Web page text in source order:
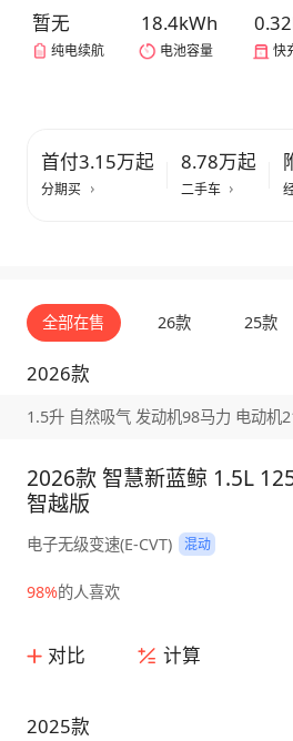
暂无
纯电续航
18.4kWh
电池容量 快
首付3.15万起
分期买
8.78万起
二手车
全部在售 26款 25款
2026款
1.5升 自然吸气 发动机98马力 电动机
2026款 智慧新蓝鲸 1.5L
智越版
电子无级变速(E-CVT) 混动
98%的人喜欢
对比 计算
2025款